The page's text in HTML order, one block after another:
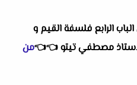
الرابع فلسفة القيم و
مصطفي تيتو👈
👈من